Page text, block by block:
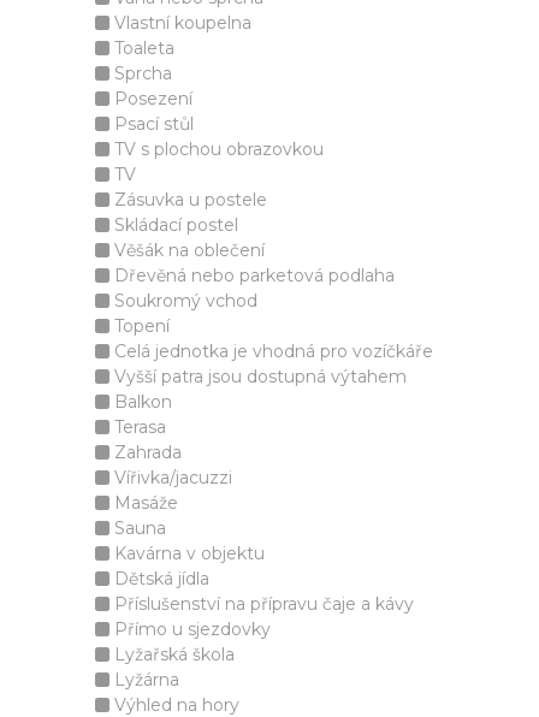
Vlastní koupelna
Toaleta
Sprcha
Posezení
Psací stůl
TV s plochou obrazovkou
TV
Zásuvka u postele
Skládací postel
Věšák na oblečení
Dřevěná nebo parketová podlaha
Soukromý vchod
Topení
Celá jednotka je vhodná pro vozíčkáře
Vyšší patra jsou dostupná výtahem
Balkon
Terasa
Zahrada
Vířivka/jacuzzi
Masáže
Sauna
Kavárna v objektu
Dětská jídla
Příslušenství na přípravu čaje a kávy
Přímo u sjezdovky
Lyžařská škola
Lyžárna
Výhled na hory